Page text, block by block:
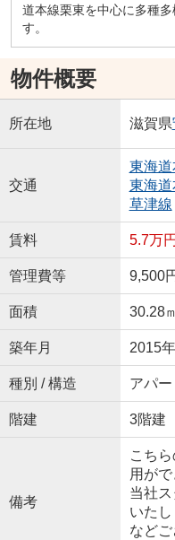
道本線栗東を中心に多種
す。
物件概要
所在地 滋賀県
交通
東海道
東海道
草津線
賃料 5.7万
管理費等 9,500
面積 30.28
築年月 2015
種別 / 構造 アパ
階建 3階建
備考
こち
用が
当社
いた
など